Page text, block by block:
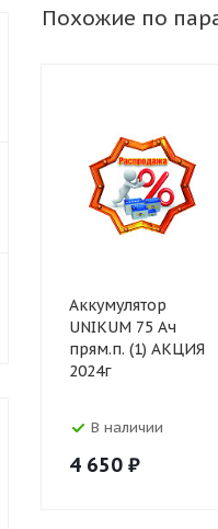
Похожие по
Аккумулятор
UNIKUM 75 Ач
прям.п. (1) АКЦИЯ
2024г
В наличии
4 650 ₽